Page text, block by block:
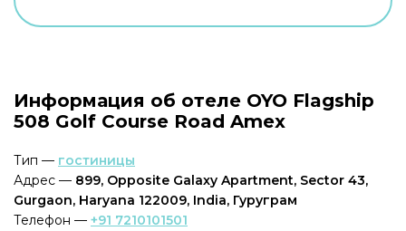
Информация об отеле OYO Flagship
508 Golf Course Road Amex
Тип — гостиницы
Адрес — 899, Opposite Galaxy Apartment, Sector 43,
Gurgaon, Haryana 122009, India, Гуруграм
Телефон — +91 7210101501